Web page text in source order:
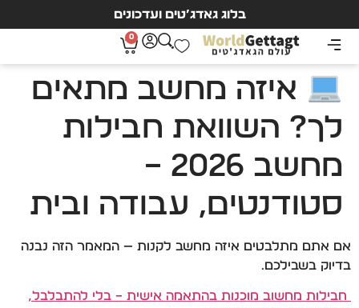
בלוג גאדג’טים ועדכונים
0
איזה מחשב מתאים
לך? השוואת חבילות
מחשב 2026 –
סטודנטים, עבודה ובית
אם אתם מתלבטים איזה מחשב לקנות — המאמר הזה נבנה
בדיוק בשבילכם.
חבילות מחשוב מוכנות בהתאמה אישית – בלי להתבלבל,